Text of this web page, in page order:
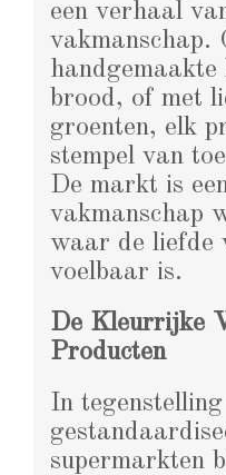
een verhaal
vakmanschap.
brood, of met
groenten, elk
stempel van
De markt is
vakmanschap
waar de liefde
voelbaar is.
De Kleurrijke
Producten
In
supermarkten